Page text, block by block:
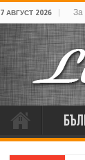
7 АВГУСТ 2026 За